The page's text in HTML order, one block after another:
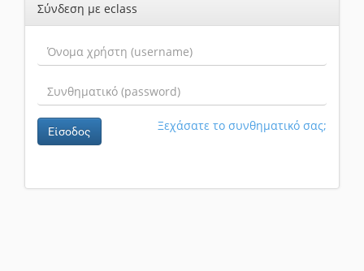
Σύνδεση με eclass
Είσοδος Ξεχάσατε το συνθηματικό σας;